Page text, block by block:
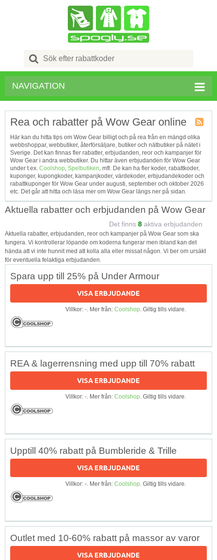
Search
for:
NAVIGATION
Tagg
RSS
Rea och rabatter på Wow Gear online
Här kan du hitta tips om Wow Gear billigt och på rea från en mängd olika
webbshoppar, webbutiker, återförsäljare, butiker och nätbutiker på nätet i
Sverige. Det kan finnas fler rabatter, erbjudanden, reor och kampanjer för
Wow Gear i andra webbutiker. Du hittar även erbjudanden för Wow Gear
under t.ex. Coolshop, Spelbutiken, mfl. De kan ha fler koder, rabattkoder,
kuponger, kupongkoder, kampanjkoder, värdekoder, erbjudandekoder och
rabattkuponger för Wow Gear under augusti, september och oktober 2026
etc. Det går att hitta och läsa mer om Wow Gear längs ner på sidan.
Aktuella rabatter och erbjudanden på Wow Gear
Det finns 8 aktiva erbjudanden
Aktuella rabatter, erbjudanden, reor och kampanjer på Wow Gear som ska
fungera. Vi kontrollerar löpande om koderna fungerar men ibland kan det
hända att vi inte hunnit med att kolla alla eller missat någon. Vi ber om ursäkt
för eventuella felaktiga erbjudanden.
Spara upp till 25% på Under Armour
VISA ERBJUDANDE
Villkor: -. Mer från: Coolshop. Giltig tills vidare.
REA & lagerrensning med upp till 70% rabatt
VISA ERBJUDANDE
Villkor: -. Mer från: Coolshop. Giltig tills vidare.
Upptill 40% rabatt på Bumbleride & Trille
VISA ERBJUDANDE
Villkor: -. Mer från: Coolshop. Giltig tills vidare.
Outlet med 10-60% rabatt på massor av varor
VISA ERBJUDANDE